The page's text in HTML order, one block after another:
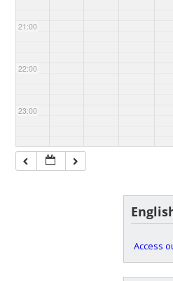
21:00
22:00
23:00
Access